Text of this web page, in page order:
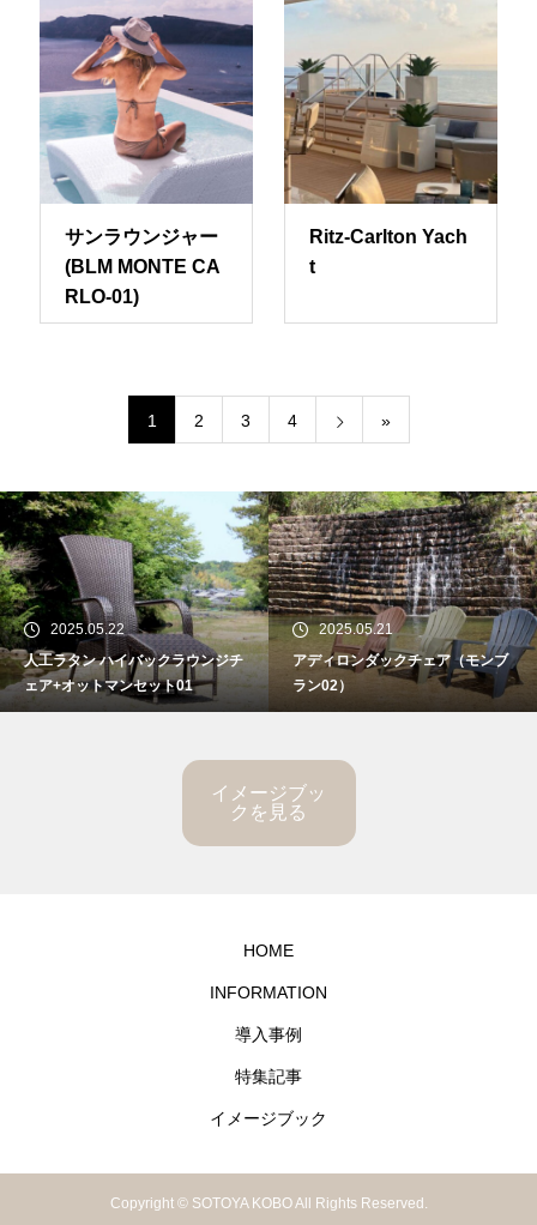
サンラウンジャー
(BLM MONTE CA
RLO-01)
Ritz-Carlton Yach
t
1 2 3 4 »
2025.05.22
人工ラタン ハイバックラウンジチ
ェア+オットマンセット01
2025.05.21
アディロンダックチェア（モンブ
ラン02）
イメージブッ
クを見る
HOME
INFORMATION
導入事例
特集記事
イメージブック
Copyright © SOTOYA KOBO All Rights Reserved.